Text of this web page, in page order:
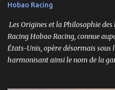
hexes + nouveau composé de
Hobao Racing
Les Origines et la Philosophie
Racing Hobao Racing, connue
États-Unis, opère désormais sous
harmonisant ainsi le nom de la